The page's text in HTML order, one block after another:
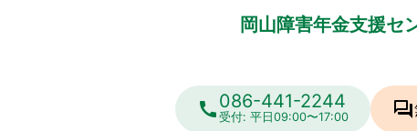
岡山障害年金支援セ
call086-441-2244
受付: 平日09:00〜17:00 forum